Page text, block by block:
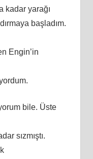
kadar yarağı
başladım.
Engin’in
bile. Üste
sızmıştı.